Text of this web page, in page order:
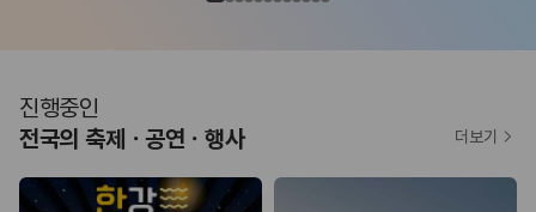
진행중인
전국의 축제ㆍ공연ㆍ행사
더보기